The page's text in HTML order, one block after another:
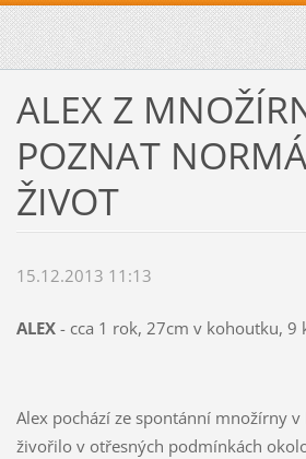
ALEX Z
POZNAT
ŽIVOT
15.12.2013 11:13
ALEX - cca 1 rok, 27cm v kohoutku, 9
Alex pochází ze spontánní množírny v
živořilo v otřesných podmínkách